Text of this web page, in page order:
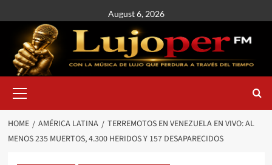
August 6, 2026
HOME AMÉRICA LATINA
TERREMOTOS EN VENEZUELA EN VIVO: AL
MENOS 235 MUERTOS, 4.300 HERIDOS Y 157 DESAPARECIDOS